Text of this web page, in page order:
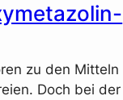
zu den Mitteln
Doch bei der